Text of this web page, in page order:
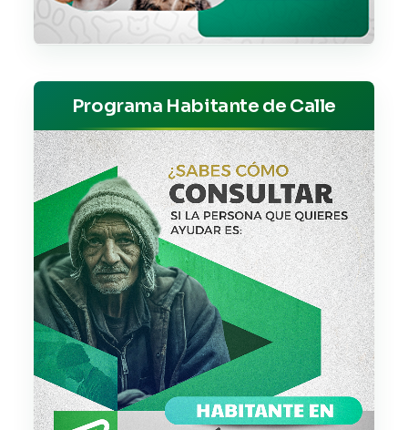
Programa Habitante de Calle